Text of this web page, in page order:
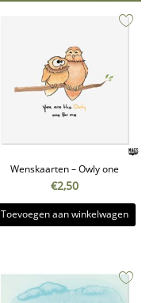
Wenskaarten – Owly one
€2,50
Toevoegen aan winkelwagen